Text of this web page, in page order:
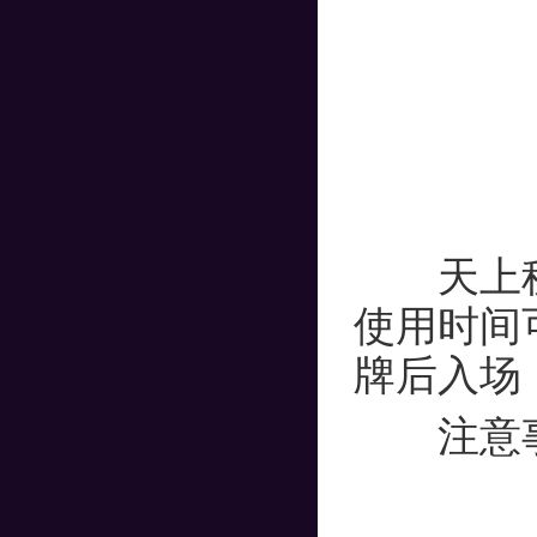
天上秘
使用时间
牌后入场
注意